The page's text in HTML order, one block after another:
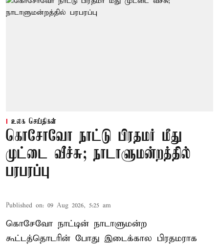
உலக செய்திகள்
கொசோவோ நாட்டு பிரதமர் மீது
முட்டை வீச்சு; நாடாளுமன்றத்தில்
பரபரப்பு
Published on: 09 Aug 2026, 5:25 am
கொசேவோ நாட்டின் நாடாளுமன்ற
கூட்டத்தொடரின் போது இடைக்கால பிரதமராக